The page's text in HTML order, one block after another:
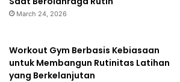
March 24, 2026
Workout Gym Berbasis Kebiasaan
untuk Membangun Rutinitas Latihan
yang Berkelanjutan